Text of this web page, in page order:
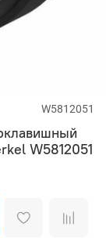
W5812051
W5812051